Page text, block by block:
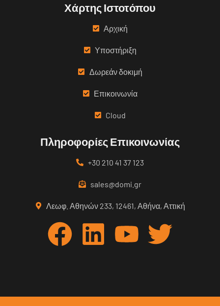
Χάρτης Ιστοτόπου
Αρχική
Υποστήριξη
Δωρεάν δοκιμή
Επικοινωνία
Cloud
Πληροφορίες Επικοινωνίας
+30 210 41 37 123
sales@domi.gr
Λεωφ. Αθηνών 233, 12461, Αθήνα, Αττική